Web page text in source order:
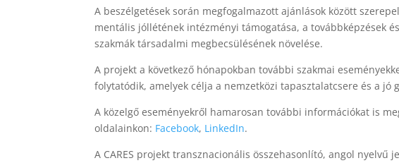
A beszélgetések során megfogalmazott ajánlások között
mentális jóllétének intézményi támogatása, a továbbképzések
szakmák társadalmi megbecsülésének növelése.
A projekt a következő hónapokban további szakmai
folytatódik, amelyek célja a nemzetközi tapasztalatcsere és a
A közelgő eseményekről hamarosan további információkat is
oldalainkon: Facebook, LinkedIn.
A CARES projekt transznacionális összehasonlító, angol nyelvű